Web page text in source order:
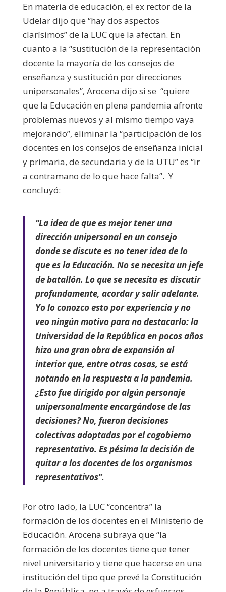
En materia de educación, el ex rector de la
Udelar dijo que “hay dos aspectos
clarísimos” de la LUC que la afectan. En
cuanto a la “sustitución de la representación
docente la mayoría de los consejos de
enseñanza y sustitución por direcciones
unipersonales”, Arocena dijo si se “quiere
que la Educación en plena pandemia afronte
problemas nuevos y al mismo tiempo vaya
mejorando”, eliminar la “participación de los
docentes en los consejos de enseñanza inicial
y primaria, de secundaria y de la UTU” es “ir
a contramano de lo que hace falta”. Y
concluyó:
“La idea de que es mejor tener una
dirección unipersonal en un consejo
donde se discute es no tener idea de lo
que es la Educación. No se necesita un jefe
de batallón. Lo que se necesita es discutir
profundamente, acordar y salir adelante.
Yo lo conozco esto por experiencia y no
veo ningún motivo para no destacarlo: la
Universidad de la República en pocos años
hizo una gran obra de expansión al
interior que, entre otras cosas, se está
notando en la respuesta a la pandemia.
¿Esto fue dirigido por algún personaje
unipersonalmente encargándose de las
decisiones? No, fueron decisiones
colectivas adoptadas por el cogobierno
representativo. Es pésima la decisión de
quitar a los docentes de los organismos
representativos”.
Por otro lado, la LUC “concentra” la
formación de los docentes en el Ministerio de
Educación. Arocena subraya que “la
formación de los docentes tiene que tener
nivel universitario y tiene que hacerse en una
institución del tipo que prevé la Constitución